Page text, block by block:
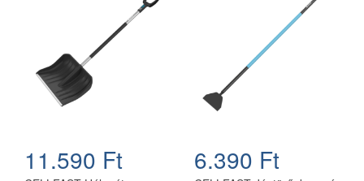
11.590 Ft 6.390 Ft